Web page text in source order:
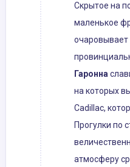
Скрытое на
маленькое
очаровывает
Гаронна
на которых
Cadillac,
Прогулки по
атмосферу